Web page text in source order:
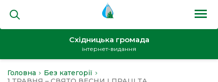
Східницька громада
інтернет-видання
Головна
Без категорії